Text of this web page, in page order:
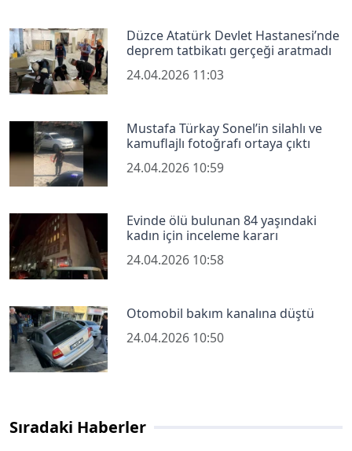
Düzce Atatürk Devlet Hastanesi’nde
deprem tatbikatı gerçeği aratmadı
24.04.2026 11:03
Mustafa Türkay Sonel’in silahlı ve
kamuflajlı fotoğrafı ortaya çıktı
24.04.2026 10:59
Evinde ölü bulunan 84 yaşındaki
kadın için inceleme kararı
24.04.2026 10:58
Otomobil bakım kanalına düştü
24.04.2026 10:50
Sıradaki Haberler